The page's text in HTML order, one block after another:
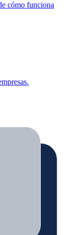
cómo funciona